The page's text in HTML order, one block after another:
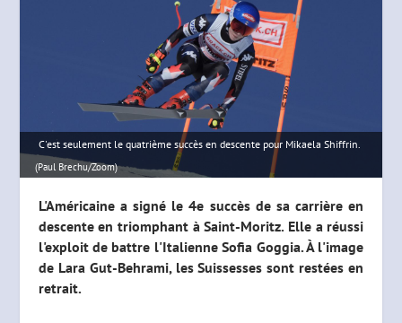
C'est seulement le quatrième succès en descente pour Mikaela Shiffrin.
(Paul Brechu/Zoom)
L'Américaine a signé le 4e succès de sa carrière en
descente en triomphant à Saint-Moritz. Elle a réussi
l'exploit de battre l'Italienne Sofia Goggia. À l'image
de Lara Gut-Behrami, les Suissesses sont restées en
retrait.